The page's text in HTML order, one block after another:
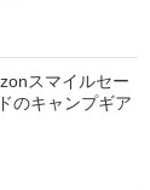
スマイルセー
のキャンプギア